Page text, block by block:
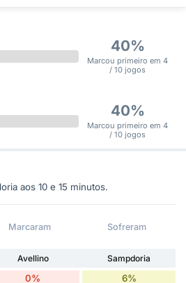
40%
Marcou primeiro em 4
/ 10 jogos
40%
Marcou primeiro em 4
/ 10 jogos
aos 10 e 15 minutos.
Marcaram Sofreram
Avellino
Sampdoria
0% 6%